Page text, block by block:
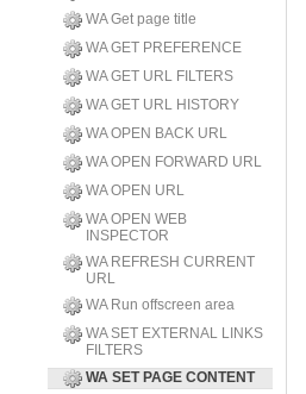
WA Get page title
WA GET PREFERENCE
WA GET URL FILTERS
WA GET URL HISTORY
WA OPEN BACK URL
WA OPEN FORWARD URL
WA OPEN URL
WA OPEN WEB
INSPECTOR
WA REFRESH CURRENT
URL
WA Run offscreen area
WA SET EXTERNAL LINKS
FILTERS
WA SET PAGE CONTENT